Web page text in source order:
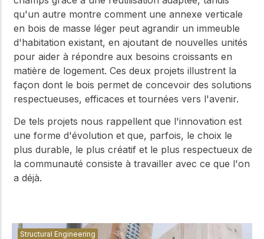
qu'un autre montre comment une annexe verticale
en bois de masse léger peut agrandir un immeuble
d'habitation existant, en ajoutant de nouvelles unités
pour aider à répondre aux besoins croissants en
matière de logement. Ces deux projets illustrent la
façon dont le bois permet de concevoir des solutions
respectueuses, efficaces et tournées vers l'avenir.
De tels projets nous rappellent que l'innovation est
une forme d'évolution et que, parfois, le choix le
plus durable, le plus créatif et le plus respectueux de
la communauté consiste à travailler avec ce que l'on
a déjà.
Structural Engineering